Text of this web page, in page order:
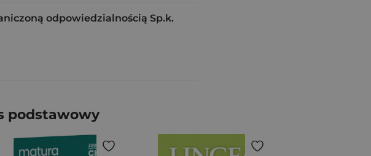
odpowiedzialnością Sp.k.
podstawowy